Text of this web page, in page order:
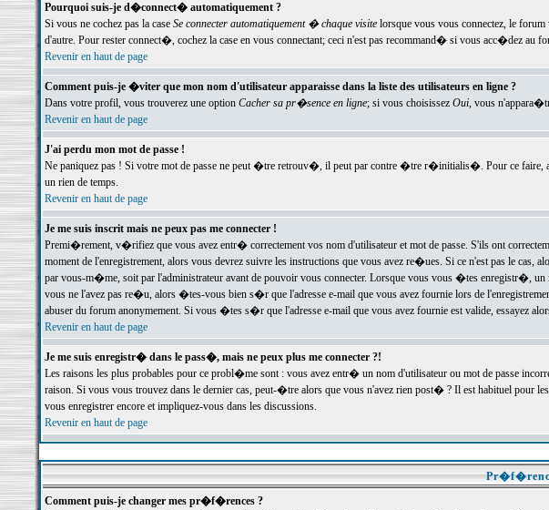
Pourquoi suis-je d�connect� automatiquement ?
Si vous ne cochez pas la case Se connecter automatiquement � chaque visitelorsque vous vous connectez, le
d'autre. Pour rester connect�, cochez la case en vous connectant; ceci n'est pas recommand� si vous acc�dez
Revenir en haut de page
Comment puis-je �viter que mon nom d'utilisateur apparaisse dans la liste des utilisateurs en ligne ?
Dans votre profil, vous trouverez une option Cacher sa pr�sence en ligne; si vous choisissez Oui, vous
Revenir en haut de page
J'ai perdu mon mot de passe !
Ne paniquez pas ! Si votre mot de passe ne peut �tre retrouv�, il peut par contre �tre r�initialis�. Pour ce faire,
un rien de temps.
Revenir en haut de page
Je me suis inscrit mais ne peux pas me connecter !
Premi�rement, v�rifiez que vous avez entr� correctement vos nom d'utilisateur et mot de passe. S'ils ont
moment de l'enregistrement, alors vous devrez suivre les instructions que vous avez re�ues. Si ce n'est pas le
par vous-m�me, soit par l'administrateur avant de pouvoir vous connecter. Lorsque vous vous �tes enregistr�,
vous ne l'avez pas re�u, alors �tes-vous bien s�r que l'adresse e-mail que vous avez fournie lors de
abuser du forum anonymement. Si vous �tes s�r que l'adresse e-mail que vous avez fournie est valide, essayez
Revenir en haut de page
Je me suis enregistr� dans le pass�, mais ne peux plus me connecter ?!
Les raisons les plus probables pour ce probl�me sont : vous avez entr� un nom d'utilisateur ou mot de passe
raison. Si vous vous trouvez dans le dernier cas, peut-�tre alors que vous n'avez rien post� ? Il est habituel
vous enregistrer encore et impliquez-vous dans les discussions.
Revenir en haut de page
Comment puis-je changer mes pr�f�rences ?